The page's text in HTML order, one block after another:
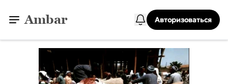
Ambar Авторизоваться